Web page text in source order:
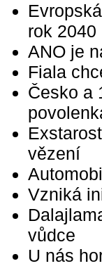
rok 2040
ANO je
Fiala
Česko a
vězení
Vzniká
vůdce
U nás